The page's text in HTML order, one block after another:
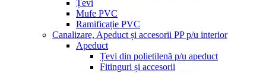
Țevi
Mufe PVC
Ramificație PVC
Canalizare, Apeduct și accesorii PP p/u interior
Apeduct
Țevi din polietilenă p/u apeduct
Fitinguri și accesorii